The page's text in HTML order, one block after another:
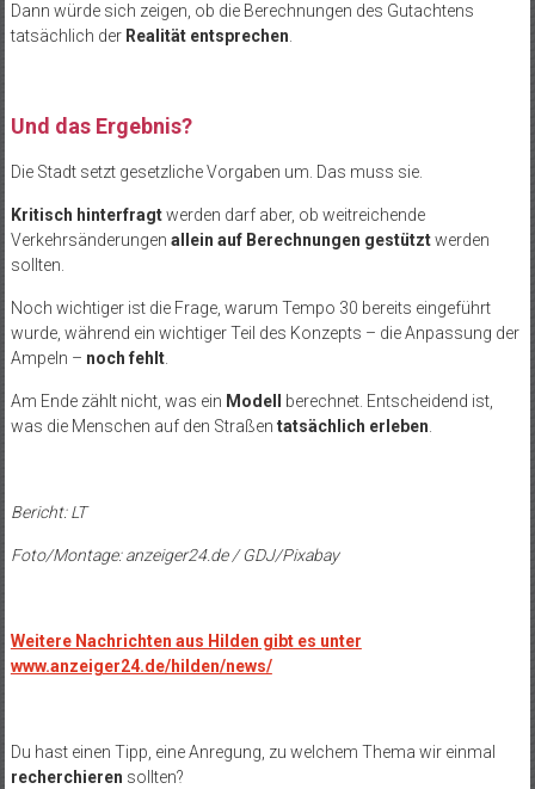
Dann würde sich zeigen, ob die Berechnungen des Gutachtens
tatsächlich der Realität entsprechen.
Und das Ergebnis?
Die Stadt setzt gesetzliche Vorgaben um. Das muss sie.
Kritisch hinterfragtwerden darf aber, ob weitreichende
Verkehrsänderungen allein auf Berechnungen gestütztwerden
sollten.
Noch wichtiger ist die Frage, warum Tempo 30 bereits eingeführt
wurde, während ein wichtiger Teil des Konzepts – die Anpassung der
Ampeln – noch fehlt.
Am Ende zählt nicht, was ein Modell
berechnet. Entscheidend ist,
was die Menschen auf den Straßen tatsächlich erleben.
Bericht: LT
Foto/Montage: anzeiger24.de / GDJ/Pixabay
Weitere Nachrichten aus Hilden gibt es unter
www.anzeiger24.de/hilden/news/
Du hast einen Tipp, eine Anregung, zu welchem Thema wir einmal
recherchieren sollten?